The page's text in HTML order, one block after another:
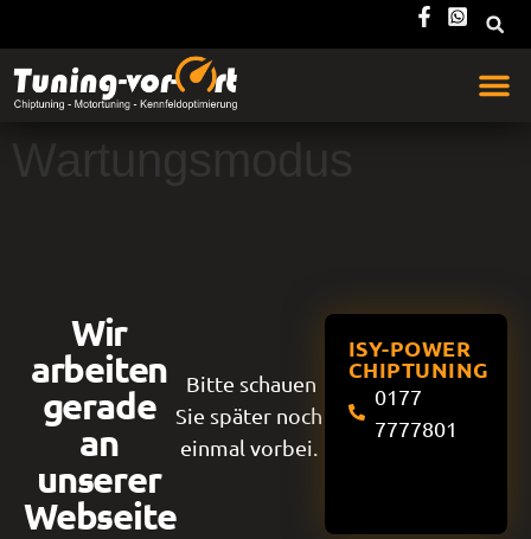
Wartungsmodus
Wir
arbeiten
gerade
an
unserer
Webseite
Bitte schauen
Sie später noch
einmal vorbei.
ISY-POWER
CHIPTUNING
0177
7777801